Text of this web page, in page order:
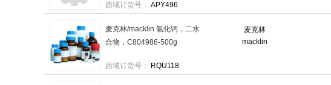
售卖规格：1瓶
西域订货号： APY496
麦克林
macklin
麦克林/macklin 氯化钙，二水
合物，C804986-500g
级，500g/件 售卖规格：1件
西域订货号： RQU118